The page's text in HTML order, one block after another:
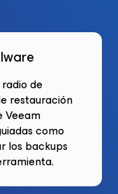
de
restauración
Veeam
como
los backups